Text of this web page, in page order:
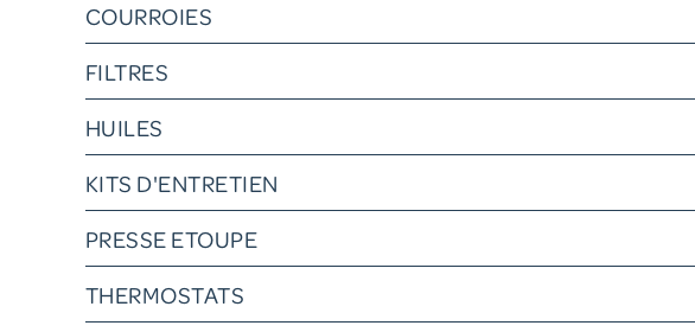
COURROIES
FILTRES
HUILES
KITS D'ENTRETIEN
PRESSE ETOUPE
THERMOSTATS